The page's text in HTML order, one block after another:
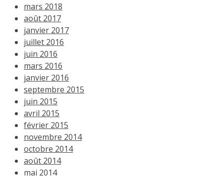
mars 2018
août 2017
janvier 2017
juillet 2016
juin 2016
mars 2016
janvier 2016
septembre 2015
juin 2015
avril 2015
février 2015
novembre 2014
octobre 2014
août 2014
mai 2014